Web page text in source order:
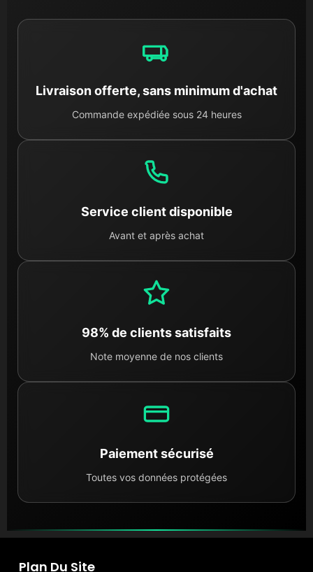
Livraison offerte, sans minimum d'achat
Commande expédiée sous 24 heures
Service client disponible
Avant et après achat
98% de clients satisfaits
Note moyenne de nos clients
Paiement sécurisé
Toutes vos données protégées
Plan Du Site